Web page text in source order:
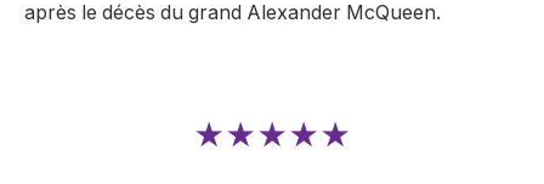
après le décès du grand Alexander McQueen.
★★★★★